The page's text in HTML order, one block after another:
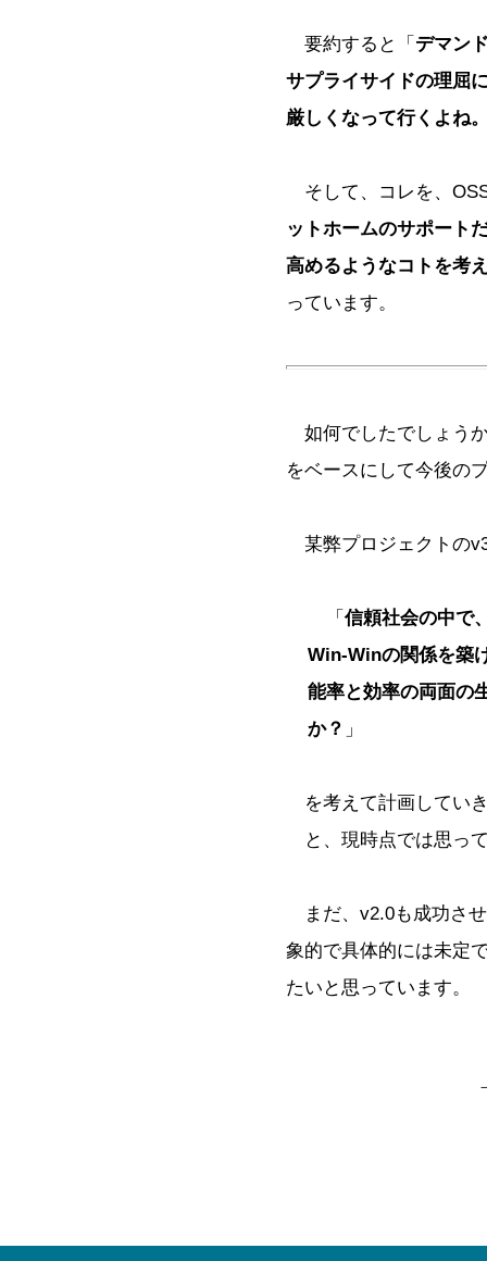
要約すると「 デマン
サプライサイドの理屈
厳しくなって行くよね
そして、コレを、
ットホームのサポート
高めるようなコトを考
っています。
如何でしたでしょう
をベースにして今後の
某弊プロジェクトの
「 信頼社会の中で
Win-Winの関係を築
能率と効率の両面の
か？ 」
を考えて計画してい
と、現時点では思っ
まだ、v2.0も成功さ
象的で具体的には未定
たいと思っています。